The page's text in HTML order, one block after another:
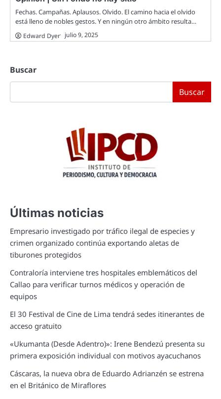
Fechas. Campañas. Aplausos. Olvido. El camino hacia el olvido
está lleno de nobles gestos. Y en ningún otro ámbito resulta…
Edward Dyer julio 9, 2025
Buscar
Buscar
Últimas noticias
Empresario investigado por tráfico ilegal de especies y
crimen organizado continúa exportando aletas de
tiburones protegidos
Contraloría interviene tres hospitales emblemáticos del
Callao para verificar turnos médicos y operación de
equipos
El 30 Festival de Cine de Lima tendrá sedes itinerantes de
acceso gratuito
«Ukumanta (Desde Adentro)»: Irene Bendezú presenta su
primera exposición individual con motivos ayacuchanos
Cáscaras, la nueva obra de Eduardo Adrianzén se estrena
en el Británico de Miraflores